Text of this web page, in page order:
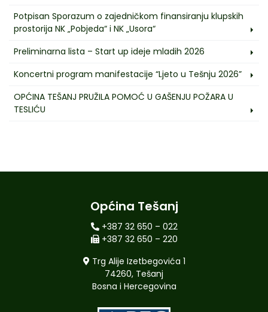
Potpisan Sporazum o zajedničkom finansiranju klupskih
prostorija NK „Pobjeda“ i NK „Usora“
Preliminarna lista – Start up ideje mladih 2026
Koncertni program manifestacije “Ljeto u Tešnju 2026”
OPĆINA TEŠANJ PRUŽILA POMOĆ U GAŠENJU POŽARA U
TESLIĆU
Općina Tešanj
+387 32 650 – 022
+387 32 650 – 220
Trg Alije Izetbegovića 1
74260, Tešanj
Bosna i Hercegovina